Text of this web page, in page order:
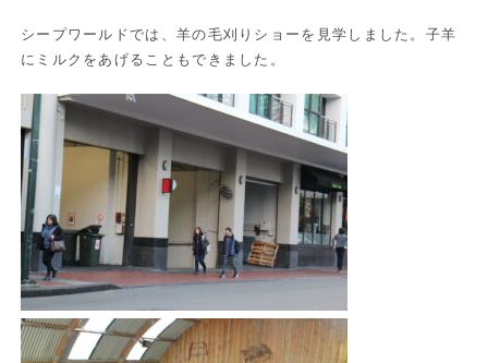
シープワールドでは、羊の毛刈りショーを見学しました。子羊
にミルクをあげることもできました。